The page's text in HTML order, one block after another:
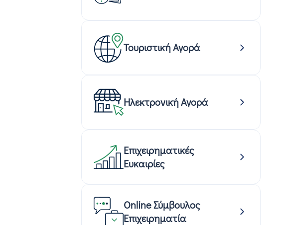
Τουριστική Αγορά
Ηλεκτρονική Αγορά
Επιχειρηματικές
Ευκαιρίες
Online Σύμβουλος
Επιχειρηματία